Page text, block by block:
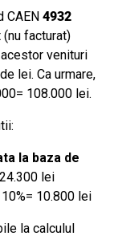
CAEN 4932
(nu facturat)
venituri
lei. Ca urmare,
108.000 lei.
la baza de
lei
10.800 lei
la calculul